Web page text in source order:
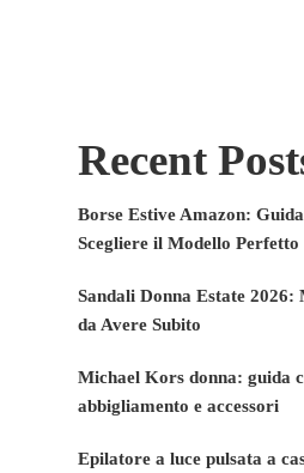
Recent
Borse Estive Amazon:
Scegliere il Modello Perfetto
Sandali Donna Estate 2026:
da Avere Subito
Michael Kors donna: guida
abbigliamento e accessori
Epilatore a luce pulsata a